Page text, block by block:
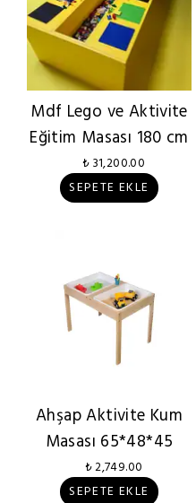
Mdf Lego ve Aktivite
Eğitim Masası 180 cm
₺ 31,200.00
SEPETE EKLE
Ahşap Aktivite Kum
Masası 65*48*45
₺ 2,749.00
SEPETE EKLE